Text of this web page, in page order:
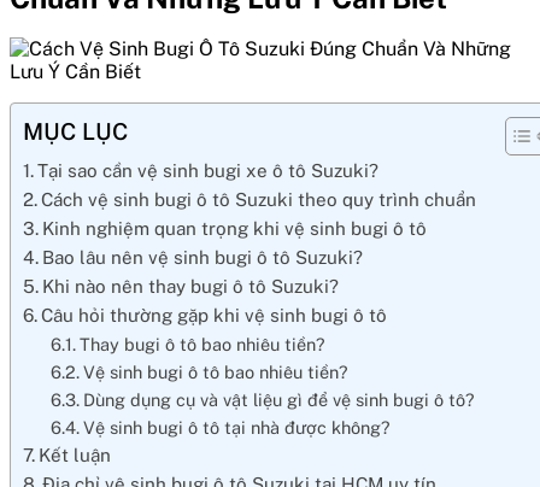
MỤC LỤC
Tại sao cần vệ sinh bugi xe ô tô Suzuki?
Cách vệ sinh bugi ô tô Suzuki theo quy trình chuẩn
Kinh nghiệm quan trọng khi vệ sinh bugi ô tô
Bao lâu nên vệ sinh bugi ô tô Suzuki?
Khi nào nên thay bugi ô tô Suzuki?
Câu hỏi thường gặp khi vệ sinh bugi ô tô
Thay bugi ô tô bao nhiêu tiền?
Vệ sinh bugi ô tô bao nhiêu tiền?
Dùng dụng cụ và vật liệu gì để vệ sinh bugi ô tô?
Vệ sinh bugi ô tô tại nhà được không?
Kết luận